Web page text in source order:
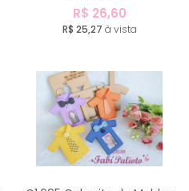
R$ 26,60
R$ 25,27 à vista